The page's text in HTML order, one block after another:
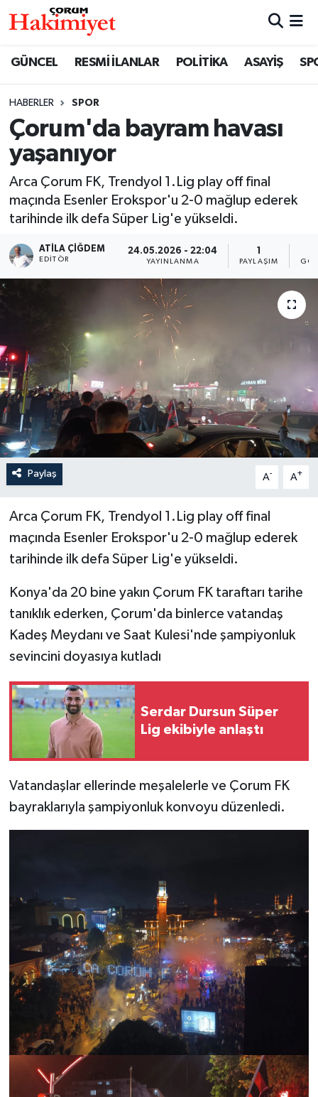
GÜNCEL RESMİ İLANLAR POLİTİKA ASAYİŞ
HABERLER SPOR
Çorum'da bayram havası
yaşanıyor
Arca Çorum FK, Trendyol 1.Lig play off final
maçında Esenler Erokspor'u 2-0 mağlup ederek
tarihinde ilk defa Süper Lig'e yükseldi.
ATILA ÇIĞDEM
EDITÖR
24.05.2026 - 22:04
YAYINLANMA
1
PAYLAŞIM
Paylaş A- A+
Arca Çorum FK, Trendyol 1.Lig play off final
maçında Esenler Erokspor'u 2-0 mağlup ederek
tarihinde ilk defa Süper Lig'e yükseldi.
Konya'da 20 bine yakın Çorum FK taraftarı tarihe
tanıklık ederken, Çorum'da binlerce vatandaş
Kadeş Meydanı ve Saat Kulesi'nde şampiyonluk
sevincini doyasıya kutladı
Serdar Dursun Süper
Lig ekibiyle anlaştı
Vatandaşlar ellerinde meşalelerle ve Çorum FK
bayraklarıyla şampiyonluk konvoyu düzenledi.
SAĞLIK
ASAYİŞ
EKONOMİ
İLÇELER
OTOPARK
TEKNOLOJİ
Nöbetçi Eczaneler
Çorum Namaz Vakitleri
Trafik Durumu
Süper Lig Puan Durumu ve Fikstür